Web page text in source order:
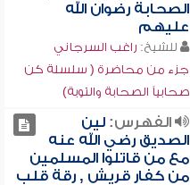
الصحابة رضوان الله
عليهم
للشيخ: راغب السرجاني
جزء من محاضرة ( سلسلة كن
صحابياً الصحابة والتوبة)
الفهرس:لين
الصديق رضي الله عنه
مع من قاتلوا المسلمين
من كفار قريش , رقة قلب